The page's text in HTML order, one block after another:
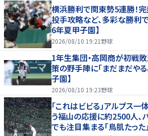
横浜勝利で関東勢5連勝！完
投手攻略など、多彩な勝利
6年夏甲子園】
2026/08/10 19:21 野球
1年生集団・高岡商が初戦
策の野手陣に｢まだまだやる
子園】
2026/08/10 19:23野球
「これはビビる」アルプス
う福山の応援に約2500人、
でも注目集まる「鳥肌たった